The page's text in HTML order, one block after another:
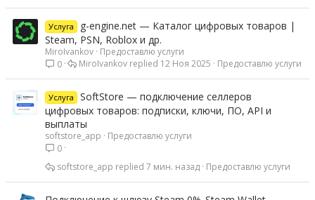
Услуга
g-engine.net — Каталог цифровых товаров |
Steam, PSN, Roblox и др.
MiroIvankov Предоставлю услуги
0
Предоставлю услуги
12 Ноя 2025
MiroIvankov
Услуга
SoftStore — подключение селлеров
цифровых товаров: подписки, ключи, ПО, API и
выплаты
softstore_app
Предоставлю услуги
0
Предоставлю услуги
7 мин. назад
softstore_app